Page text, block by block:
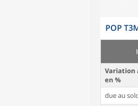
POP
Variation
en %
due au